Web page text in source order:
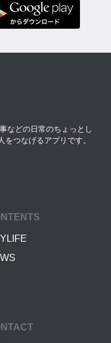
などの日常のちょっとし
つなげるアプリです。